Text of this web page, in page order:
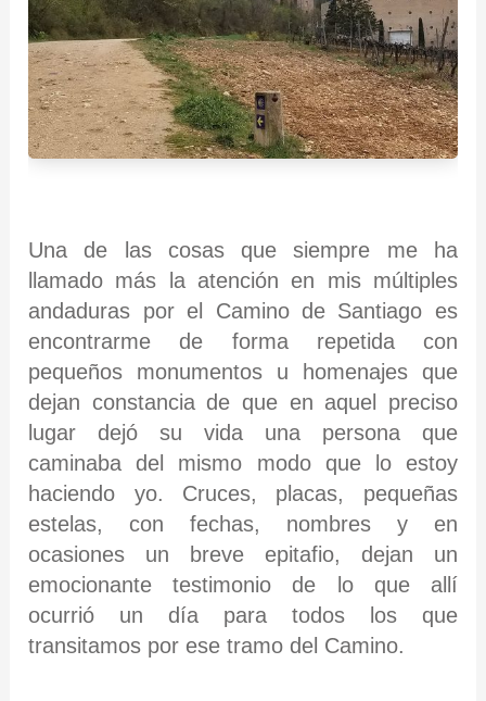
Una de las cosas que siempre me ha
llamado más la atención en mis múltiples
andaduras por el Camino de Santiago es
encontrarme de forma repetida con
pequeños monumentos u homenajes que
dejan constancia de que en aquel preciso
lugar dejó su vida una persona que
caminaba del mismo modo que lo estoy
haciendo yo. Cruces, placas, pequeñas
estelas, con fechas, nombres y en
ocasiones un breve epitafio, dejan un
emocionante testimonio de lo que allí
ocurrió un día para todos los que
transitamos por ese tramo del Camino.